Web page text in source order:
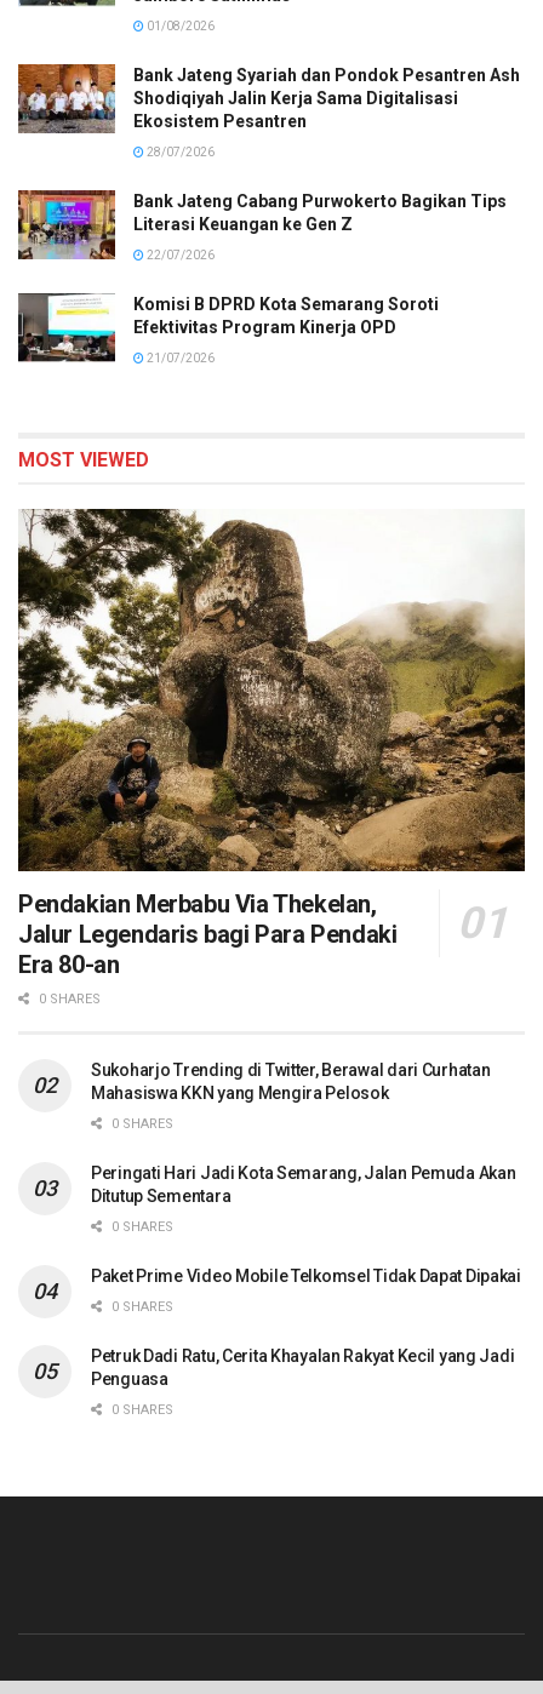
01/08/2026
Bank Jateng Syariah dan Pondok Pesantren Ash
Shodiqiyah Jalin Kerja Sama Digitalisasi
Ekosistem Pesantren
28/07/2026
Bank Jateng Cabang Purwokerto Bagikan Tips
Literasi Keuangan ke Gen Z
22/07/2026
Komisi B DPRD Kota Semarang Soroti
Efektivitas Program Kinerja OPD
21/07/2026
MOST VIEWED
Pendakian Merbabu Via Thekelan,
Jalur Legendaris bagi Para Pendaki
Era 80-an
0 SHARES
Sukoharjo Trending di Twitter, Berawal dari Curhatan
Mahasiswa KKN yang Mengira Pelosok
0 SHARES
Peringati Hari Jadi Kota Semarang, Jalan Pemuda Akan
Ditutup Sementara
0 SHARES
Paket Prime Video Mobile Telkomsel Tidak Dapat Dipakai
0 SHARES
Petruk Dadi Ratu, Cerita Khayalan Rakyat Kecil yang Jadi
Penguasa
0 SHARES